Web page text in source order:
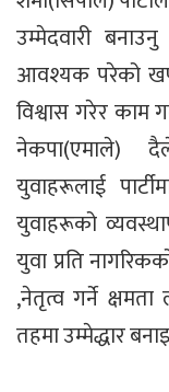
उम्मेदवारी
आवश्यक परेको
विश्वास गरेर काम
नेकपा(एमाले)
युवाहरूलाई
युवाहरूको
युवा प्रति
,नेतृत्व गर्ने
तहमा उम्मेद्धार